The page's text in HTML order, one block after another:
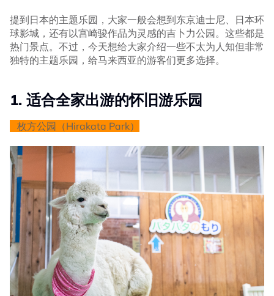
提到日本的主题乐园，大家一般会想到东京迪士尼、日本环
球影城，还有以宫崎骏作品为灵感的吉卜力公园。这些都是
热门景点。不过，今天想给大家介绍一些不太为人知但非常
独特的主题乐园，给马来西亚的游客们更多选择。
1. 适合全家出游的怀旧游乐园
枚方公园（Hirakata Park）